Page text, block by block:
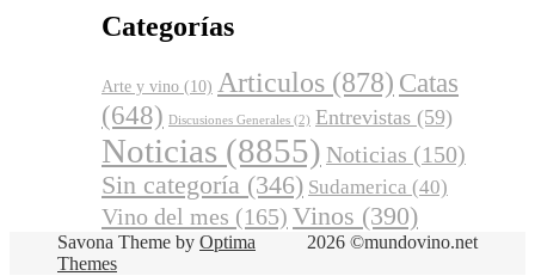
Categorías
Arte y vino (10) Articulos (878) Catas
(648) Discusiones Generales (2) Entrevistas (59)
Noticias (8855) Noticias (150)
Sin categoría (346) Sudamerica (40)
Vino del mes (165) Vinos (390)
2026 ©mundovino.net
Savona Theme by Optima
Themes